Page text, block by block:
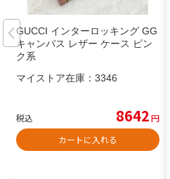
GUCCI インターロッキング GG
キャンバス レザー ケース ピン
ク系
マイストア在庫： 3346
税込 8642円
カートに入れる